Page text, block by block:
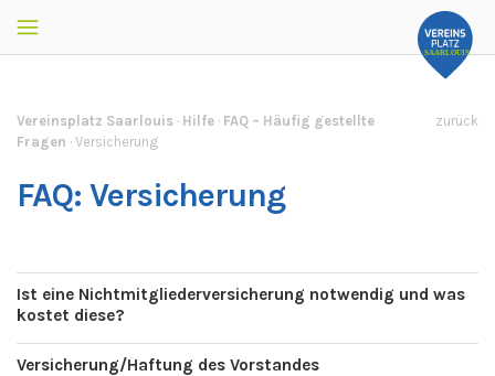
Vereinsplatz Saarlouis · Hilfe · FAQ – Häufig gestellte
Fragen · Versicherung
zurück
FAQ: Versicherung
Ist eine Nichtmitgliederversicherung notwendig und was
kostet diese?
Versicherung/Haftung des Vorstandes